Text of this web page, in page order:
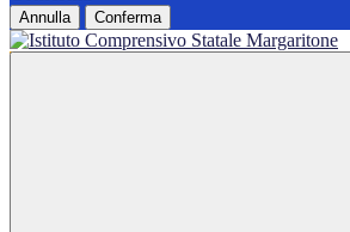
Annulla Conferma